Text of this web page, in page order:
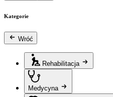
Kategorie
Wróć
Rehabilitacja
Medycyna